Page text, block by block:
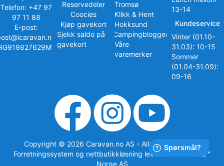
Telefon: +47 97
97 11 88
E-post:
Reservedeler
Coocies
Kjøp gavekort
Sjekk saldo på
gavekort
Tromsø
Klikk & Hent
Hokksund
iCampingbloggen
Våre
varemerker
13-14
Kundeservice
Vinter (01.10-
31.03): 10-15
Sommer
(01.04-31.09):
09-16
Copyright © 2026 Caravan.no AS - All rights reserved
Forretningssystem og nettbutikkløsning levert av
Multicase™
Norge AS